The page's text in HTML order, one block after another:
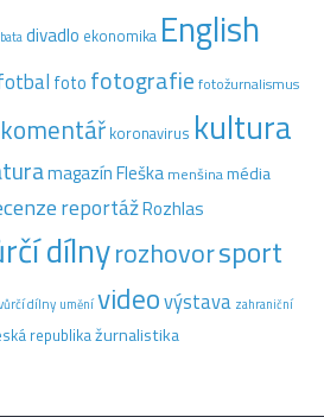
divadlo ekonomika English
foto fotografie fotožurnalismus
komentář koronavirus kultura
magazín Fleška menšinamédia
reportážRozhlas
dílnyrozhovorsport
dílny uměnívideovýstava zahraniční
republikažurnalistika